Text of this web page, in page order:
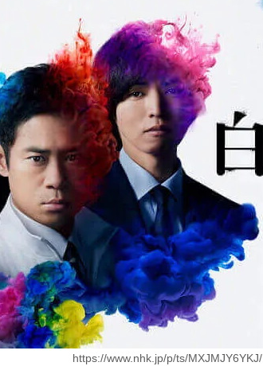
https://www.nhk.jp/p/ts/MXJMJY6YKJ/